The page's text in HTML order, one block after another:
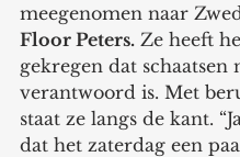
meegenomen naar
Floor Peters. Ze heeft
gekregen dat schaatsen
verantwoord is. Met
staat ze langs de kant.
dat het zaterdag een